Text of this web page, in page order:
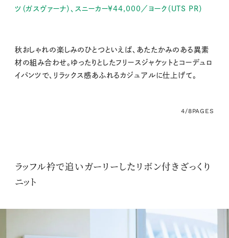
ツ（ガスヴァーナ）、スニーカー¥44,000／ヨーク（UTS PR）
秋おしゃれの楽しみのひとつといえば、あたたかみのある異素
材の組み合わせ。ゆったりとしたフリースジャケットとコーデュロ
イパンツで、リラックス感あふれるカジュアルに仕上げて。
4/8PAGES
ラッフル衿で追いガーリーしたリボン付きざっくり
ニット